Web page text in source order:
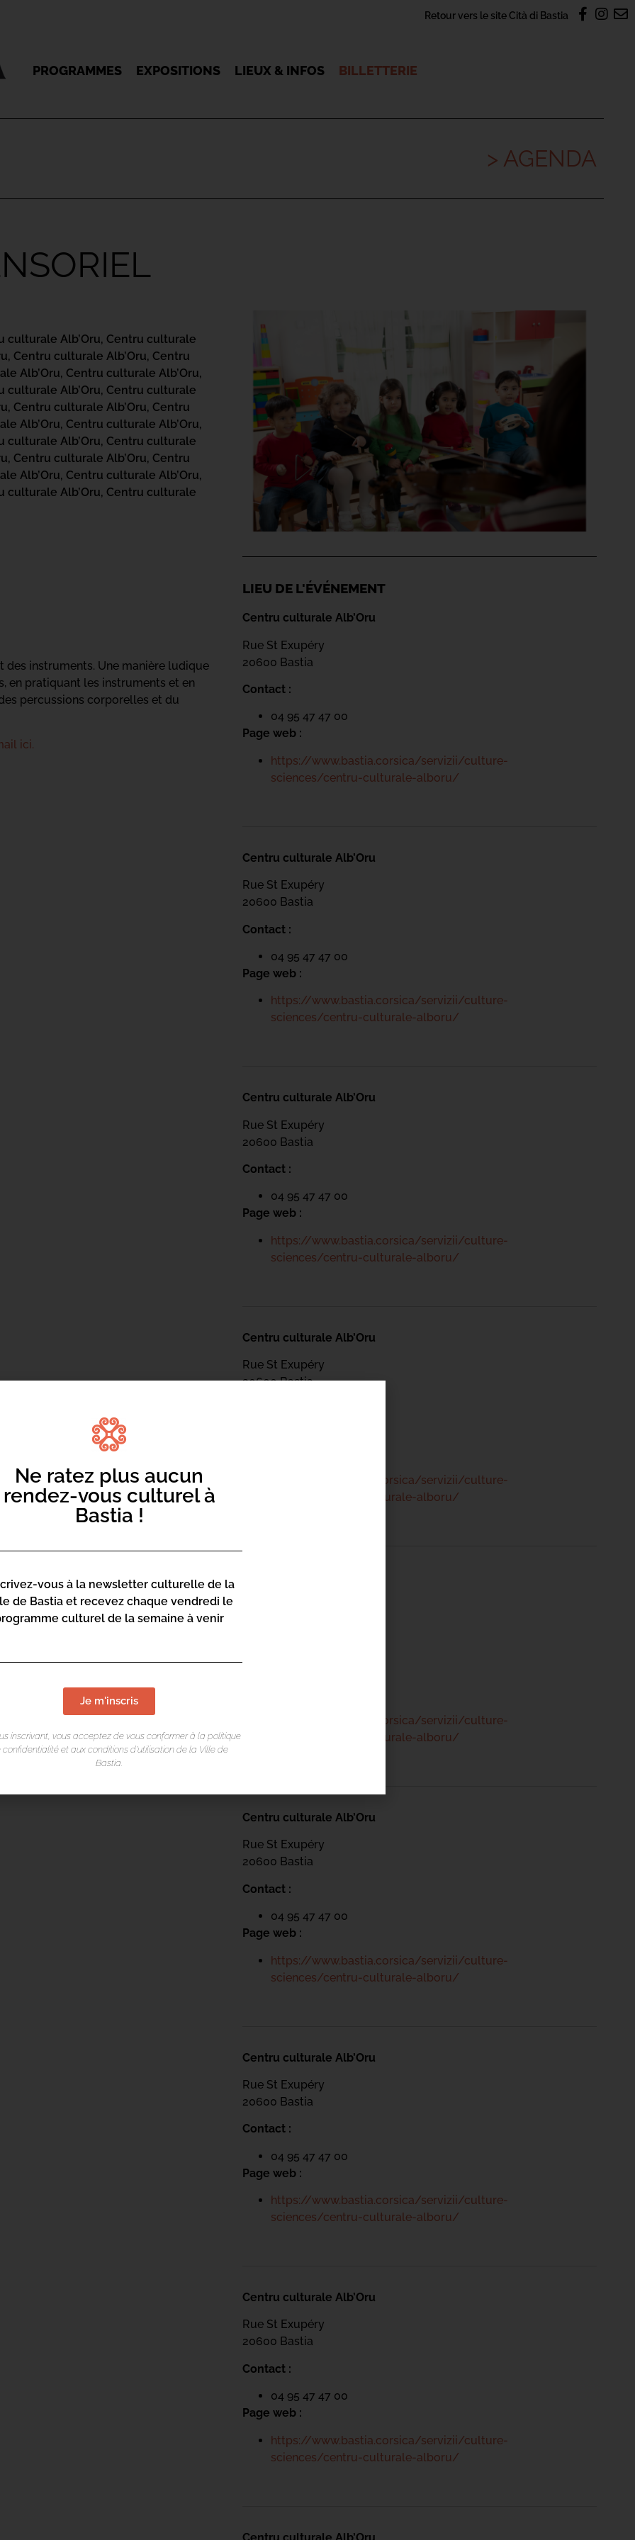
Retour vers le site Cità di Bastia
PROGRAMMES EXPOSITIONS LIEUX & INFOS BILLETTERIE
> AGENDA
culturale Alb’Oru, Centru culturale
Centru culturale Alb’Oru, Centru
Alb’Oru, Centru culturale Alb’Oru,
culturale Alb’Oru, Centru culturale
Centru culturale Alb’Oru, Centru
Alb’Oru, Centru culturale Alb’Oru,
culturale Alb’Oru, Centru culturale
Centru culturale Alb’Oru, Centru
Alb’Oru, Centru culturale Alb’Oru,
culturale Alb’Oru, Centru culturale
instruments. Une manière ludique
en pratiquant les instruments et en
percussions corporelles et du
ici.
LIEU DE L'ÉVÉNEMENT
Centru culturale Alb’Oru
Rue St Exupéry
20600 Bastia
Contact :
04 95 47 47 00
Page web :
https://www.bastia.corsica/servizii/culture-
sciences/centru-culturale-alboru/
Centru culturale Alb’Oru
Rue St Exupéry
20600 Bastia
Contact :
04 95 47 47 00
Page web :
https://www.bastia.corsica/servizii/culture-
sciences/centru-culturale-alboru/
Centru culturale Alb’Oru
Rue St Exupéry
20600 Bastia
Contact :
04 95 47 47 00
Page web :
https://www.bastia.corsica/servizii/culture-
sciences/centru-culturale-alboru/
Centru culturale Alb’Oru
Rue St Exupéry
20600 Bastia
https://www.bastia.corsica/servizii/culture-
sciences/centru-culturale-alboru/
https://www.bastia.corsica/servizii/culture-
sciences/centru-culturale-alboru/
Centru culturale Alb’Oru
Rue St Exupéry
20600 Bastia
Contact :
04 95 47 47 00
Page web :
https://www.bastia.corsica/servizii/culture-
sciences/centru-culturale-alboru/
Centru culturale Alb’Oru
Rue St Exupéry
20600 Bastia
Contact :
04 95 47 47 00
Page web :
https://www.bastia.corsica/servizii/culture-
sciences/centru-culturale-alboru/
Centru culturale Alb’Oru
Rue St Exupéry
20600 Bastia
Contact :
04 95 47 47 00
Page web :
https://www.bastia.corsica/servizii/culture-
sciences/centru-culturale-alboru/
Centru culturale Alb’Oru
Ne ratez plus aucun
rendez-vous culturel à
Bastia !
vous à la newsletter culturelle de la
de Bastia et recevez chaque vendredi le
culturel de la semaine à venir
Je m'inscris
inscrivant, vous acceptez de vous conformer à la politique
confidentialité et aux conditions d’utilisation de la Ville de
Bastia.